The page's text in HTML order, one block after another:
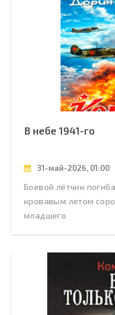
В небе 1941-го
31-май-2026, 01:00
Боевой лётчик
кровавым летом
младшего